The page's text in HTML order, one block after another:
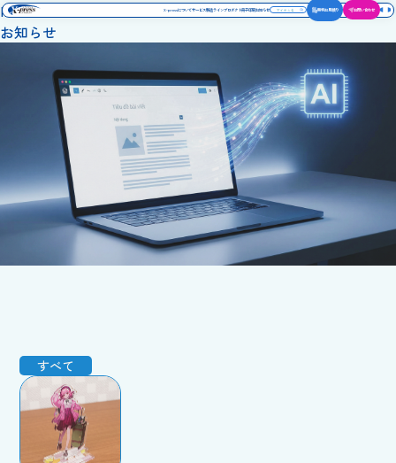
X-pressについてサービス製造ラインプロダクト冊子印刷お知らせ 無料お見積り お問い合わせ
News
お知らせ
すべて